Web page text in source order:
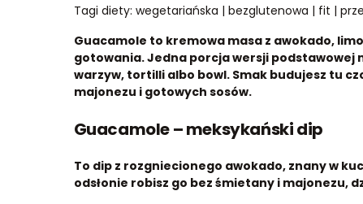
Tagi diety: wegetariańska | bezglutenowa | fit |
Guacamole to kremowa masa z awokado,
gotowania. Jedna porcja wersji podstawowej
warzyw, tortilli albo bowl. Smak budujesz tu
majonezu i gotowych sosów.
Guacamole – meksykański dip
To dip z rozgniecionego awokado, znany w
odsłonie robisz go bez śmietany i majonezu,